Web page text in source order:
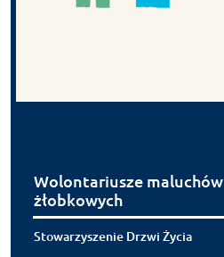
Wolontariusze maluchów
żłobkowych
Stowarzyszenie Drzwi Życia